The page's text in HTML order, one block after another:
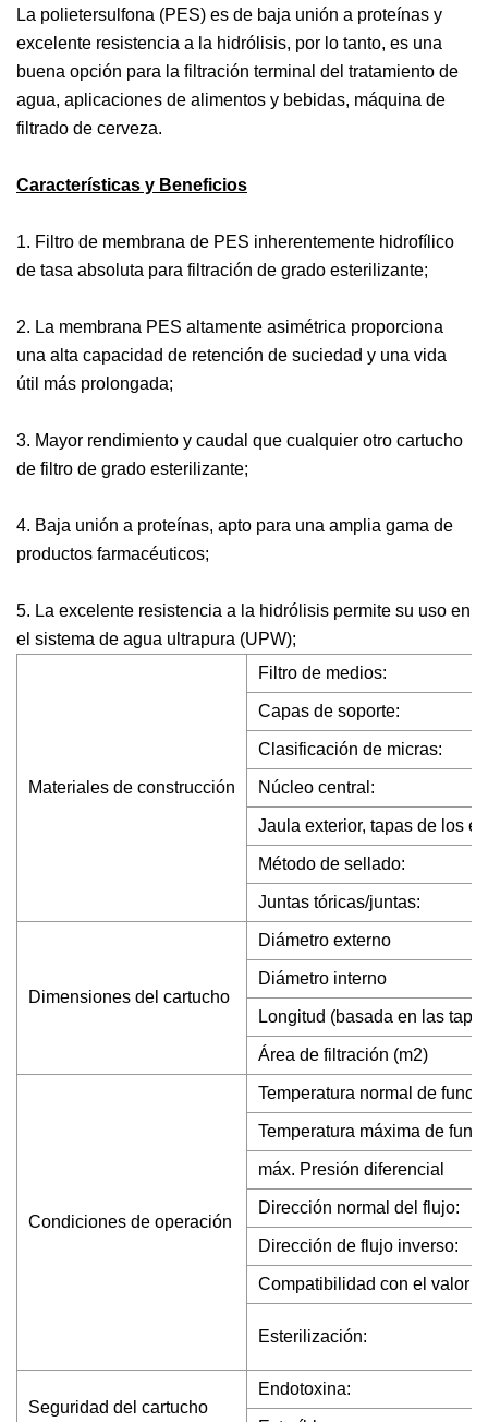
La polietersulfona (PES) es de baja unión a proteínas y
excelente resistencia a la hidrólisis, por lo tanto, es una
buena opción para la filtración terminal del tratamiento de
agua, aplicaciones de alimentos y bebidas, máquina de
filtrado de cerveza.
Características y Beneficios
1. Filtro de membrana de PES inherentemente hidrofílico
de tasa absoluta para filtración de grado esterilizante;
2. La membrana PES altamente asimétrica proporciona
una alta capacidad de retención de suciedad y una vida
útil más prolongada;
3. Mayor rendimiento y caudal que cualquier otro cartucho
de filtro de grado esterilizante;
4. Baja unión a proteínas, apto para una amplia gama de
productos farmacéuticos;
5. La excelente resistencia a la hidrólisis permite su uso en
el sistema de agua ultrapura (UPW);
Materiales de construcción
Filtro de medios:
Capas de soporte:
Clasificación de micras:
Núcleo central:
Jaula exterior, tapas de los
Método de sellado:
Juntas tóricas/juntas:
Dimensiones del cartucho
Diámetro externo
Diámetro interno
Longitud (basada en las
Área de filtración (m2)
Condiciones de operación
Temperatura normal de
Temperatura máxima de
máx. Presión diferencial
Dirección normal del flujo:
Dirección de flujo inverso:
Compatibilidad con el valor
Esterilización:
Seguridad del cartucho
Endotoxina: